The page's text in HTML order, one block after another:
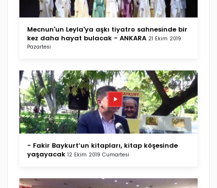
Mecnun'un Leyla'ya aşkı tiyatro sahnesinde bir
kez daha hayat bulacak - ANKARA 21 Ekim 2019
Pazartesi
- Fakir Baykurt’un kitapları, kitap köşesinde
yaşayacak 12 Ekim 2019 Cumartesi